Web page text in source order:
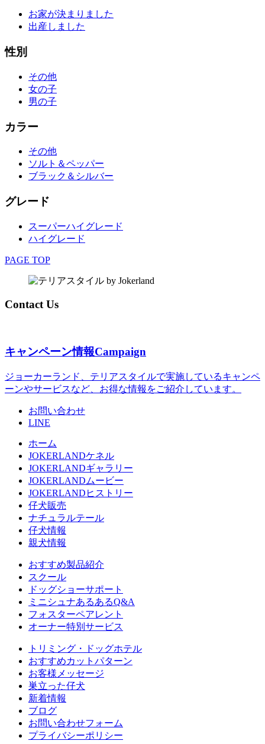
お家が決まりました
出産しました
性別
その他
女の子
男の子
カラー
その他
ソルト＆ペッパー
ブラック＆シルバー
グレード
スーパーハイグレード
ハイグレード
PAGE TOP
Contact Us
キャンペーン情報Campaign
ジョーカーランド、テリアスタイルで実施しているキャンペ
ーンやサービスなど、お得な情報をご紹介しています。
お問い合わせ
LINE
ホーム
JOKERLANDケネル
JOKERLANDギャラリー
JOKERLANDムービー
JOKERLANDヒストリー
仔犬販売
ナチュラルテール
仔犬情報
親犬情報
おすすめ製品紹介
スクール
ドッグショーサポート
ミニシュナあるあるQ&A
フォスターペアレント
オーナー特別サービス
トリミング・ドッグホテル
おすすめカットパターン
お客様メッセージ
巣立った仔犬
新着情報
ブログ
お問い合わせフォーム
プライバシーポリシー